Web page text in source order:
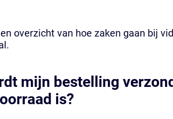
overzicht van hoe zaken gaan bij
mijn bestelling
is?